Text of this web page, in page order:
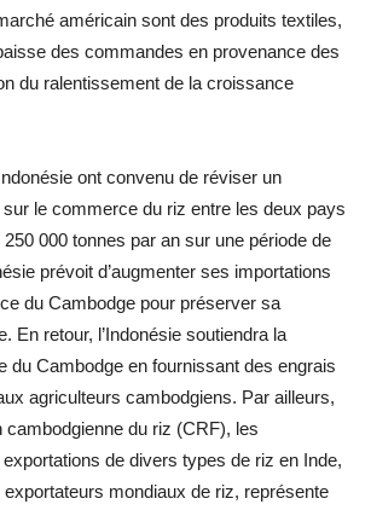
américain sont des produits textiles,
des commandes en provenance des
du ralentissement de la croissance
ont convenu de réviser un
sur le commerce du riz entre les deux pays
000 tonnes par an sur une période de
prévoit d’augmenter ses importations
du Cambodge pour préserver sa
En retour, l’Indonésie soutiendra la
du Cambodge en fournissant des engrais
agriculteurs cambodgiens. Par ailleurs,
cambodgienne du riz (CRF), les
de divers types de riz en Inde,
exportateurs mondiaux de riz, représente